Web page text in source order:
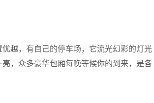
越，有自己的停车场，它流光幻彩的灯光
，众多豪华包厢每晚等候你的到来，是各